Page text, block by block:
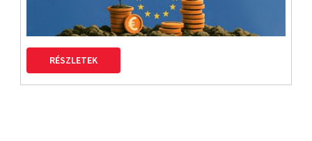
RÉSZLETEK